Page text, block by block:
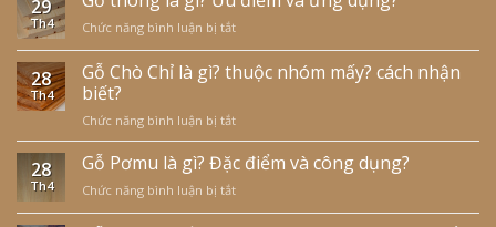
còn
được
ưu
điểm
dụng
gì
29
Th4 Chức năng bình luận bị tắt
thông
là
điểm
và
28
Th4
Gỗ Chò Chỉ là gì? thuộc nhóm mấy? cách nhận
biết?
Chức năng bình luận bị tắt
Gỗ
Chò
gì?
28
Th4
Gỗ Pơmu là gì? Đặc điểm và công dụng?
Chức năng bình luận bị tắt